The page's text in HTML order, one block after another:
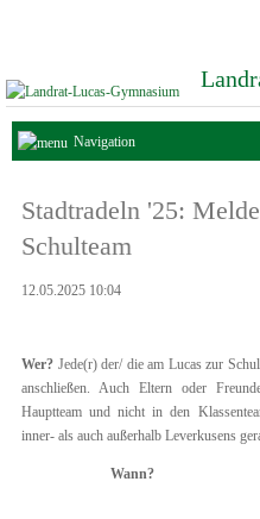
Navigation
Stadtradeln '25:
Schulteam
12.05.2025 10:04
Wer? Jede(r) der/ die am Lucas zur
anschließen. Auch Eltern oder
Hauptteam und nicht in den
inner- als auch außerhalb Leverkusens
Wann?